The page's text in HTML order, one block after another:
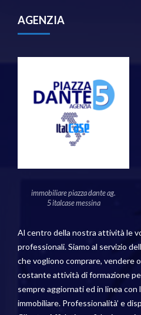
AGENZIA
immobiliare piazza dante ag.
5 italcase messina
Al centro della nostra attività le
professionali. Siamo al servizio
che vogliono comprare, vendere
costante attività di formazione
sempre aggiornati ed in linea
immobiliare. Professionalità’ e